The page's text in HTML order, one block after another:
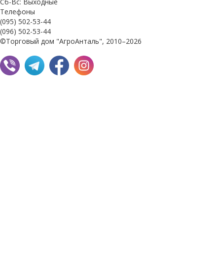
Телефоны
(095) 502-53-44
(096) 502-53-44
©Торговый дом "АгроАнталь", 2010–2026